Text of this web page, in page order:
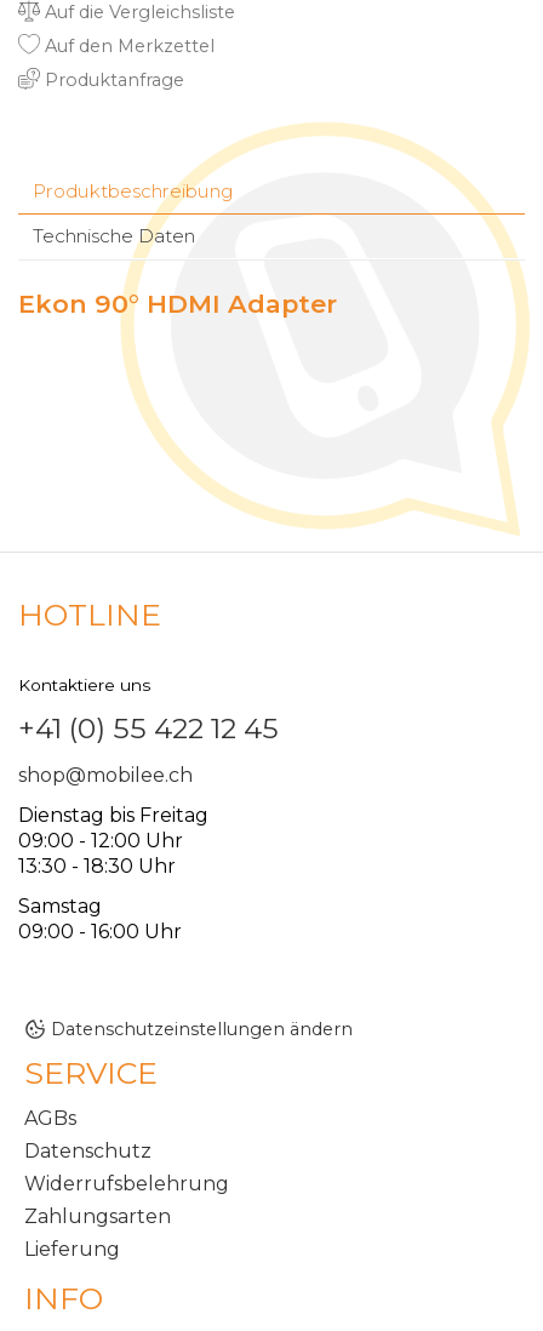
Auf die Vergleichsliste
Auf den Merkzettel
Produktanfrage
Produktbeschreibung
Technische Daten
Ekon 90° HDMI Adapter
HOTLINE
Kontaktiere uns
+41 (0) 55 422 12 45
shop@mobilee.ch
Dienstag bis Freitag
09:00 - 12:00 Uhr
13:30 - 18:30 Uhr
Samstag
09:00 - 16:00 Uhr
Datenschutzeinstellungen ändern
SERVICE
AGBs
Datenschutz
Widerrufsbelehrung
Zahlungsarten
Lieferung
INFO